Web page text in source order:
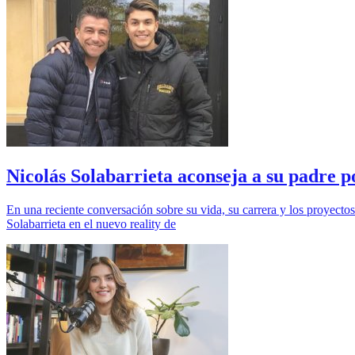
Nicolás Solabarrieta aconseja a su padre
En una reciente conversación sobre su vida, su carrera y los
Solabarrieta en el nuevo reality de